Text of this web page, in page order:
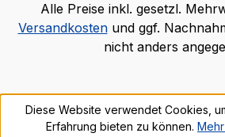
Alle Preise inkl. gesetzl.
Versandkostenund ggf.
nicht anders
Diese Website verwendet Cookies,
Erfahrung bieten zu können.